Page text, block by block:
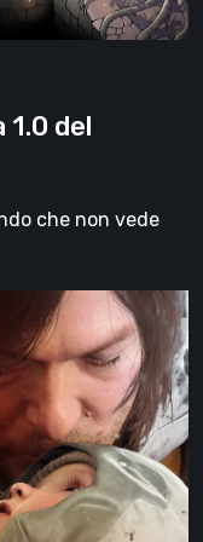
1.0 del
che non vede